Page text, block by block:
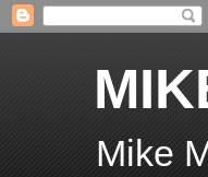
Mike